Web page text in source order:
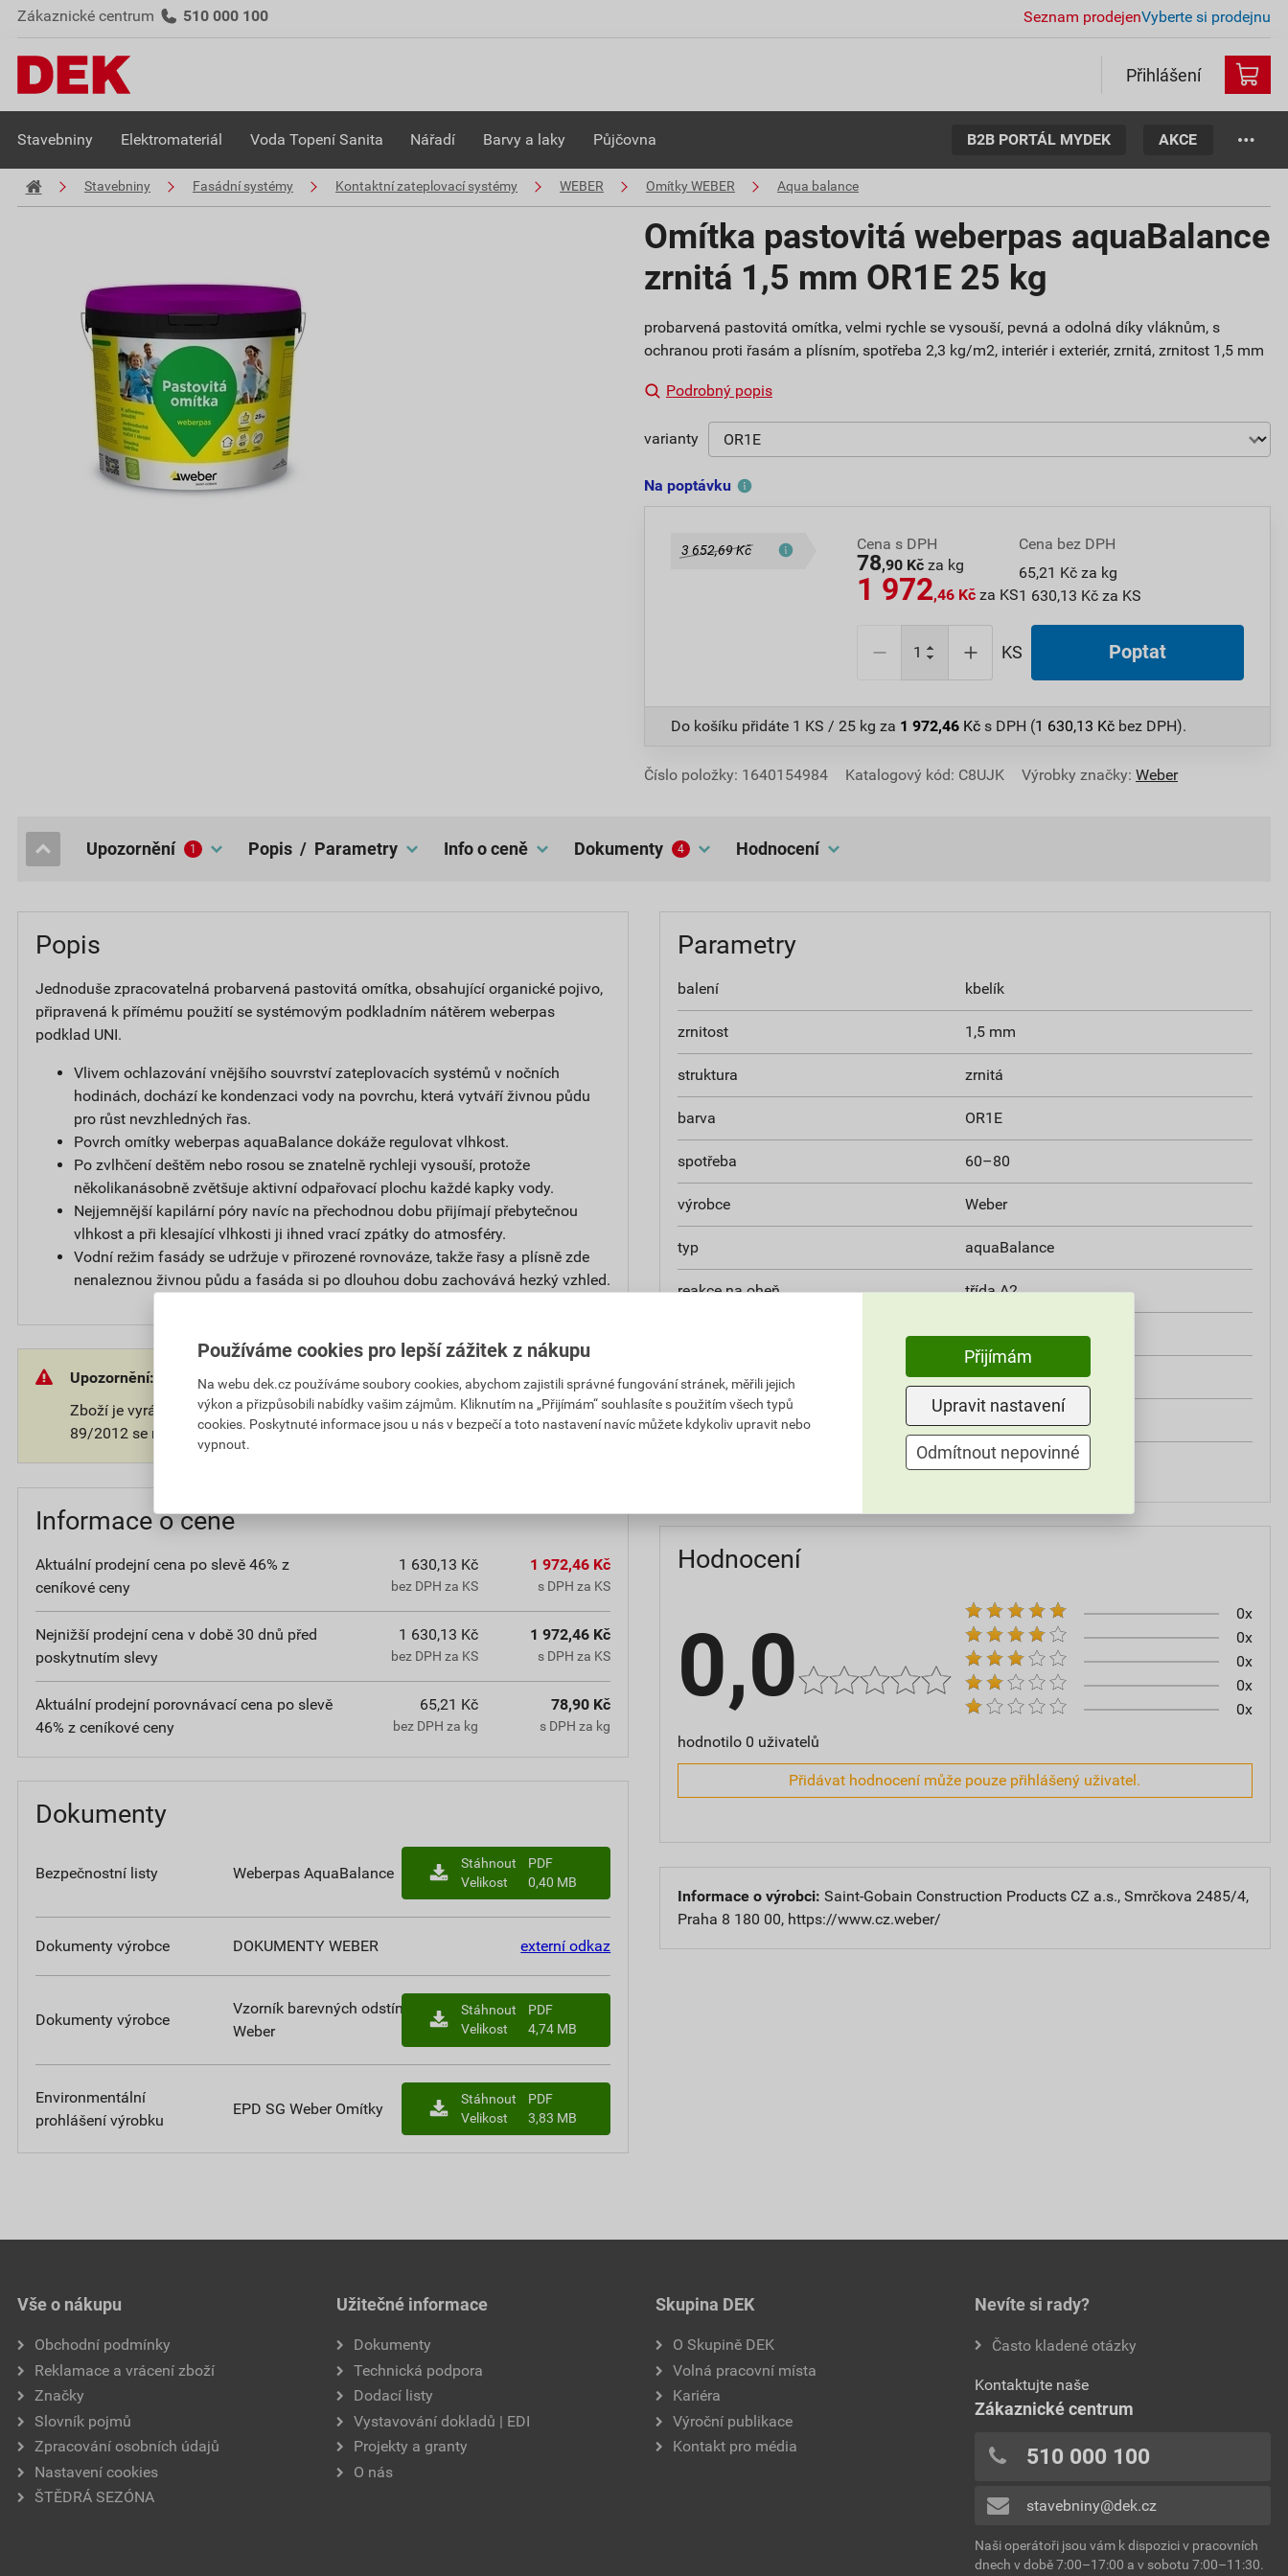
Zákaznické centrum 510 000 100 Seznam prodejenVyberte si prodejnu
Přihlášení
Stavebniny Elektromateriál Voda Topení Sanita Nářadí Barvy a laky Půjčovna B2B PORTÁL MYDEK AKCE
Stavebniny Fasádní systémy Kontaktní zateplovací systémy WEBER Omítky WEBER Aqua balance
Omítka pastovitá weberpas aquaBalance
zrnitá 1,5 mm OR1E 25 kg
probarvená pastovitá omítka, velmi rychle se vysouší, pevná a odolná díky vláknům, s
ochranou proti řasám a plísním, spotřeba 2,3 kg/m2, interiér i exteriér, zrnitá, zrnitost 1,5 mm
Podrobný popis
varianty
Na poptávku
3 652,69 Kč Cena s DPH
78,90 Kč za kg
1 972,46 Kč za KS
Cena bez DPH
65,21 Kč za kg
1 630,13 Kč za KS
KS Poptat
Do košíku přidáte 1 KS / 25 kg za 1 972,46 Kč s DPH (1 630,13 Kč bez DPH).
Číslo položky: 1640154984 Katalogový kód: C8UJK Výrobky značky: Weber
popis / Parametry
upozornění 1 Info o ceně dokumenty 4 hodnocení
Popis
Jednoduše zpracovatelná probarvená pastovitá omítka, obsahující organické pojivo,
připravená k přímému použití se systémovým podkladním nátěrem weberpas
podklad UNI.
Vlivem ochlazování vnějšího souvrství zateplovacích systémů v nočních
hodinách, dochází ke kondenzaci vody na povrchu, která vytváří živnou půdu
pro růst nevzhledných řas.
Povrch omítky weberpas aquaBalance dokáže regulovat vlhkost.
Po zvlhčení deštěm nebo rosou se znatelně rychleji vysouší, protože
několikanásobně zvětšuje aktivní odpařovací plochu každé kapky vody.
Nejjemnější kapilární póry navíc na přechodnou dobu přijímají přebytečnou
vlhkost a při klesající vlhkosti ji ihned vrací zpátky do atmosféry.
Vodní režim fasády se udržuje v přirozené rovnováze, takže řasy a plísně zde
nenaleznou živnou půdu a fasáda si po dlouhou dobu zachovává hezký vzhled.
Upozornění:
Zboží je vyráběno na přání zákazníka. V souladu s občanským zákoníkem č.
89/2012 se na takové zboží nevztahuje 14-ti denní ochranná lhůta.
Informace o ceně
Aktuální prodejní cena po slevě 46% z
ceníkové ceny
1 630,13 Kč
bez DPH za KS
1 972,46 Kč
s DPH za KS
Nejnižší prodejní cena v době 30 dnů před
poskytnutím slevy
1 630,13 Kč
bez DPH za KS
1 972,46 Kč
s DPH za KS
Aktuální prodejní porovnávací cena po slevě
46% z ceníkové ceny
65,21 Kč
bez DPH za kg
78,90 Kč
s DPH za kg
Dokumenty
Bezpečnostní listy Weberpas AquaBalance
Stáhnout
PDF
Velikost
0,40 MB
Dokumenty výrobce DOKUMENTY WEBER externí odkaz
Dokumenty výrobce
Vzorník barevných odstínů
Weber
Stáhnout
PDF
Velikost
4,74 MB
Environmentální
prohlášení výrobku
EPD SG Weber Omítky
Stáhnout
PDF
Velikost
3,83 MB
Parametry
balení kbelík
zrnitost 1,5 mm
struktura zrnitá
barva OR1E
spotřeba 60–80
výrobce Weber
typ aquaBalance
reakce na oheň třída A2
od +5°C do +25°C
hmotnost 25 kg
typ výrobku
60–80
Hodnocení
0,0
hodnotilo 0 uživatelů
0x
0x
0x
0x
0x
Přidávat hodnocení může pouze přihlášený uživatel.
Informace o výrobci: Saint-Gobain Construction Products CZ a.s., Smrčkova 2485/4,
Praha 8 180 00, https://www.cz.weber/
Vše o nákupu
Obchodní podmínky
Reklamace a vrácení zboží
Značky
Slovník pojmů
Zpracování osobních údajů
Nastavení cookies
ŠTĚDRÁ SEZÓNA
Užitečné informace
Dokumenty
Technická podpora
Dodací listy
Vystavování dokladů | EDI
Projekty a granty
O nás
Skupina DEK
O Skupině DEK
Volná pracovní místa
Kariéra
Výroční publikace
Kontakt pro média
Nevíte si rady?
Často kladené otázky
Kontaktujte naše
Zákaznické centrum
510 000 100
stavebniny@dek.cz
Naši operátoři jsou vám k dispozici v pracovních
dnech v době 7:00–17:00 a v sobotu 7:00–11:30.
Používáme cookies pro lepší zážitek z nákupu
Na webu dek.cz používáme soubory cookies, abychom zajistili správné fungování stránek, měřili jejich
výkon a přizpůsobili nabídky vašim zájmům. Kliknutím na „Přijímám“ souhlasíte s použitím všech typů
cookies. Poskytnuté informace jsou u nás v bezpečí a toto nastavení navíc můžete kdykoliv upravit nebo
vypnout.
Přijímám
Upravit nastavení
Odmítnout nepovinné